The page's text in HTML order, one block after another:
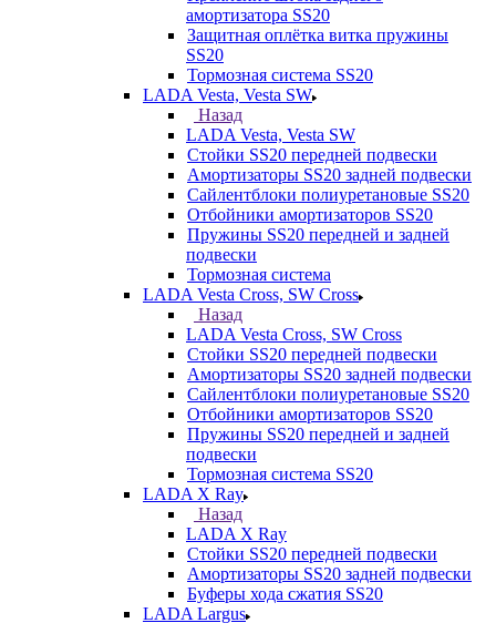
амортизатора SS20
Защитная оплётка витка пружины
SS20
Тормозная система SS20
LADA Vesta, Vesta SW
Назад
LADA Vesta, Vesta SW
Стойки SS20 передней подвески
Амортизаторы SS20 задней подвески
Сайлентблоки полиуретановые SS20
Отбойники амортизаторов SS20
Пружины SS20 передней и задней
подвески
Тормозная система
LADA Vesta Cross, SW Cross
Назад
LADA Vesta Cross, SW Cross
Стойки SS20 передней подвески
Амортизаторы SS20 задней подвески
Сайлентблоки полиуретановые SS20
Отбойники амортизаторов SS20
Пружины SS20 передней и задней
подвески
Тормозная система SS20
LADA X Ray
Назад
LADA X Ray
Стойки SS20 передней подвески
Амортизаторы SS20 задней подвески
Буферы хода сжатия SS20
LADA Largus